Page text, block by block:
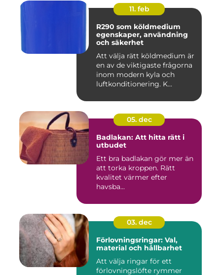
11. feb
R290 som köldmedium
egenskaper, användning
och säkerhet
Att välja rätt köldmedium är
en av de viktigaste frågorna
inom modern kyla och
luftkonditionering. K...
05. dec
Badlakan: Att hitta rätt i
utbudet
Ett bra badlakan gör mer än
att torka kroppen. Rätt
kvalitet värmer efter
havsba...
03. dec
Förlovningsringar: Val,
material och hållbarhet
Att välja ringar för ett
förlovningslöfte rymmer